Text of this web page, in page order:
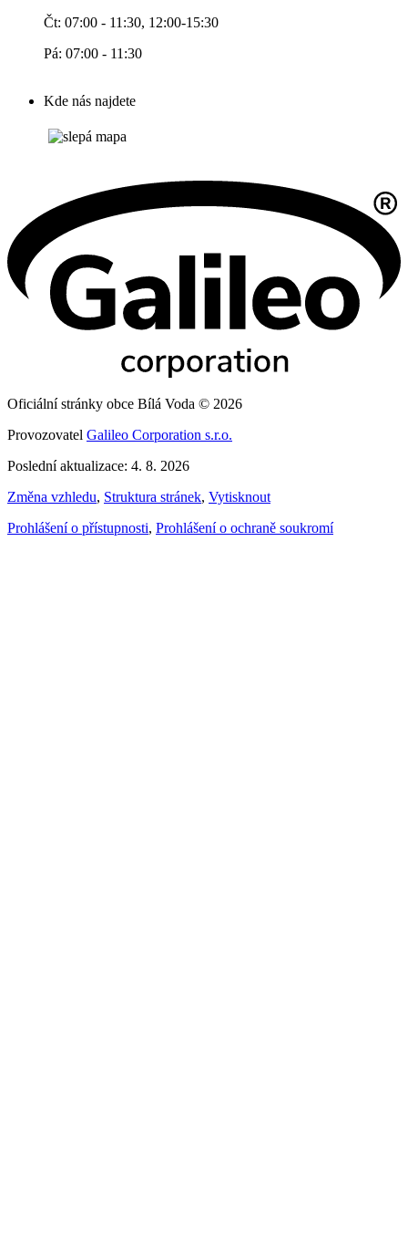
Čt: 07:00 - 11:30, 12:00-15:30
Pá: 07:00 - 11:30
Kde nás najdete
Oficiální stránky obce Bílá Voda © 2026
Provozovatel Galileo Corporation s.r.o.
Poslední aktualizace: 4. 8. 2026
Změna vzhledu, Struktura stránek, Vytisknout
Prohlášení o přístupnosti, Prohlášení o ochraně soukromí